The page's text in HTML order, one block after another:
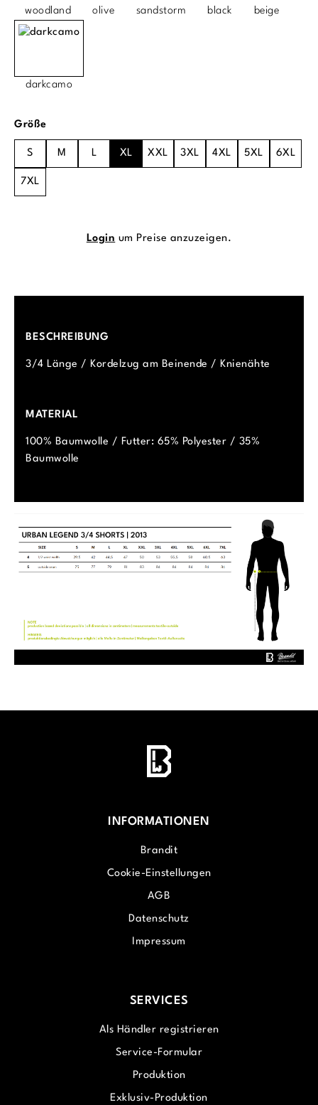
woodland olive sandstorm black beige
darkcamo
Größeauswählen
S M L XL XXL 3XL 4XL 5XL 6XL
7XL
Login um Preise anzuzeigen.
BESCHREIBUNG
3/4 Länge / Kordelzug am Beinende / Knienähte
MATERIAL
100% Baumwolle / Futter: 65% Polyester / 35%
Baumwolle
INFORMATIONEN
Brandit
Cookie-Einstellungen
AGB
Datenschutz
Impressum
SERVICES
Als Händler registrieren
Service-Formular
Produktion
Exklusiv-Produktion